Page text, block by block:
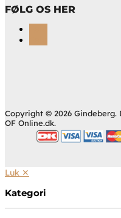
FØLG OS HER
Copyright © 2026 Gindeberg.
OF Online.dk.
Luk ✕
Kategori